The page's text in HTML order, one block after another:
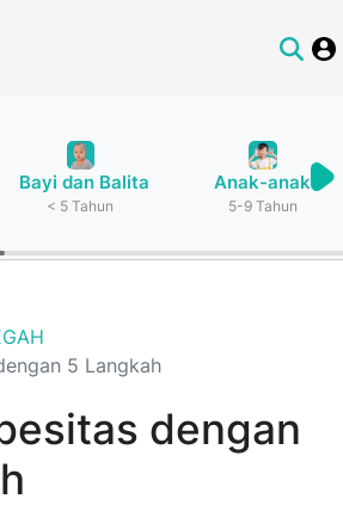
Bayi dan Balita
< 5 Tahun
Anak-anak
5-9 Tahun
5 Langkah
dengan